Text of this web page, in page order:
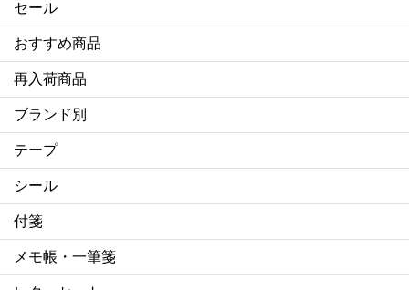
セール
おすすめ商品
再入荷商品
ブランド別
テープ
シール
付箋
メモ帳・一筆箋